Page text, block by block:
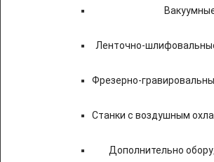
Ленточно-
Фрезерно-
Станки с воздушным
Дополнительно